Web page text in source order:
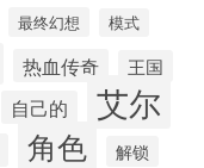
最终幻想 模式
热血传奇 王国
自己的 艾尔
角色 解锁